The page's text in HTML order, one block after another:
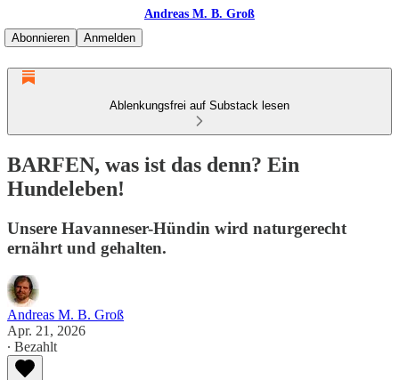
Andreas M. B. Groß
Abonnieren
Anmelden
Ablenkungsfrei auf Substack lesen
BARFEN, was ist das denn? Ein
Hundeleben!
Unsere Havanneser-Hündin wird naturgerecht
ernährt und gehalten.
Andreas M. B. Groß
Apr. 21, 2026
∙ Bezahlt